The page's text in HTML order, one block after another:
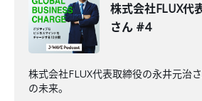
株式会社FLUX代
さん #4
株式会社FLUX代表取締役の永井元治
の未来。